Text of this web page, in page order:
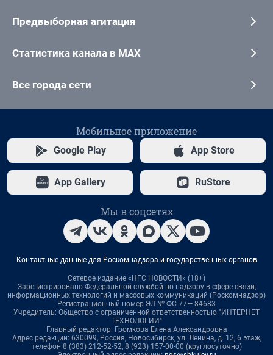
Предвыборная агитация
Статистика канала в MAX
Все города сети
Мобильное приложение
Google Play App Store
App Gallery RuStore
Мы в соцсетях
Контактные данные для Роскомнадзора и государственных органов
Сетевое издание «НГС.НОВОСТИ» (18+)
Зарегистрировано Федеральной службой по надзору в сфере связи,
информационных технологий и массовых коммуникаций (Роскомнадзор)
Регистрационный номер ЭЛ № ФС 77— 84683
Учредитель: Общество с ограниченной ответственностью "ИНТЕРНЕТ
ТЕХНОЛОГИИ"
Главный редактор: Громкова Елена Александровна
Адрес редакции: 630099, Россия, Новосибирск, ул. Ленина, д. 12, 6 этаж,
телефон 8 (383) 212-52-52, 8 (923) 157-00-00 (круглосуточно)